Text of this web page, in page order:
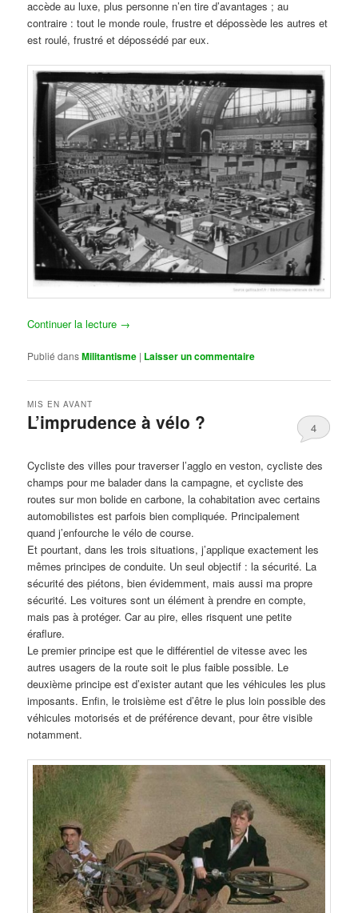
accède au luxe, plus personne n’en tire d’avantages ; au
contraire : tout le monde roule, frustre et dépossède les autres et
est roulé, frustré et dépossédé par eux.
Continuer la lecture →
Publié dansMilitantisme | Laisser un commentaire
L’imprudence à vélo ?
MIS EN AVANT
4
Cycliste des villes pour traverser l’agglo en veston, cycliste des
champs pour me balader dans la campagne, et cycliste des
routes sur mon bolide en carbone, la cohabitation avec certains
automobilistes est parfois bien compliquée. Principalement
quand j’enfourche le vélo de course.
Et pourtant, dans les trois situations, j’applique exactement les
mêmes principes de conduite. Un seul objectif : la sécurité. La
sécurité des piétons, bien évidemment, mais aussi ma propre
sécurité. Les voitures sont un élément à prendre en compte,
mais pas à protéger. Car au pire, elles risquent une petite
éraflure.
Le premier principe est que le différentiel de vitesse avec les
autres usagers de la route soit le plus faible possible. Le
deuxième principe est d’exister autant que les véhicules les plus
imposants. Enfin, le troisième est d’être le plus loin possible des
véhicules motorisés et de préférence devant, pour être visible
notamment.